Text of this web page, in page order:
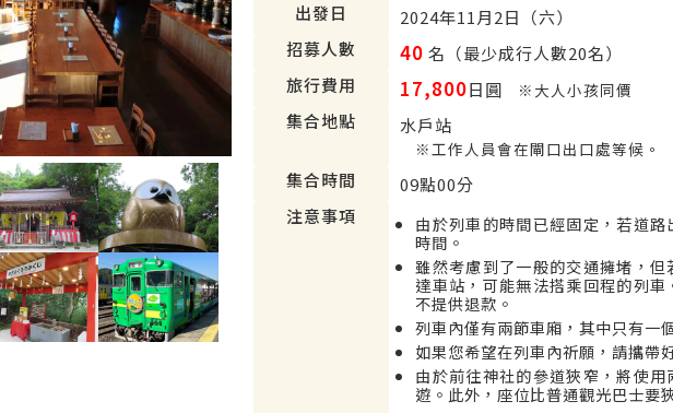
出發日
2024年11月2日（六）
招募人數
40 名（最少成行人數20名）
旅行費用
17,800日圓 ※大人小孩同價
集合地點 水戶站
※工作人員會在閘口出口處等候。
集合時間
09點00分
注意事項
由於列車的時間已經固定，若道
時間。
雖然考慮到了一般的交通擁堵，
達車站，可能無法搭乘回程的列
不提供退款。
列車內僅有兩節車廂，其中只有一
如果您希望在列車內祈願，請攜帶
由於前往神社的參道狹窄，將使
遊。此外，座位比普通觀光巴士要